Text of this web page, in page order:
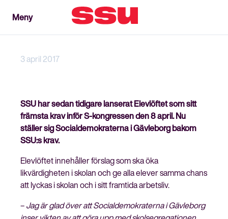
Stäng
MenyMeny
3 april 2017
SSU har sedan tidigare lanserat Elevlöftet som sitt
främsta krav inför S-kongressen den 8 april. Nu
ställer sig Socialdemokraterna i Gävleborg bakom
SSU:s krav.
Elevlöftet innehåller förslag som ska öka
likvärdigheten i skolan och ge alla elever samma chans
att lyckas i skolan och i sitt framtida arbetsliv.
–Jag är glad över att Socialdemokraterna i Gävleborg